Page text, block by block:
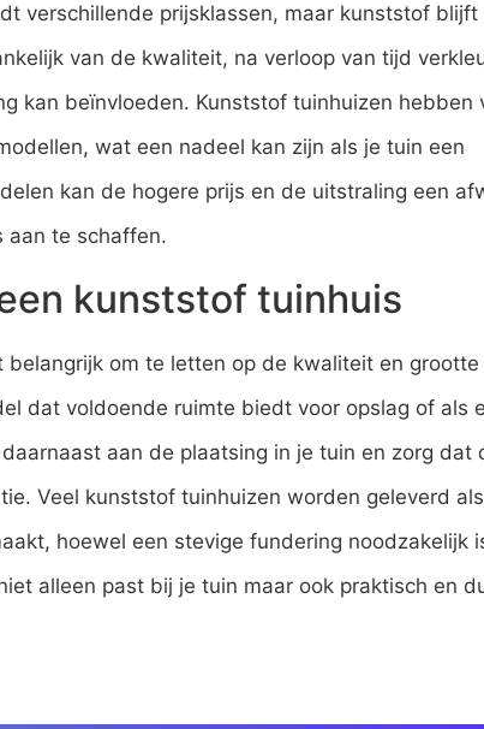
verschillende prijsklassen, maar kunststof blijft
van de kwaliteit, na verloop van tijd
kan beïnvloeden. Kunststof tuinhuizen hebben
wat een nadeel kan zijn als je tuin een
kan de hogere prijs en de uitstraling een
aan te schaffen.
kunststof tuinhuis
om te letten op de kwaliteit en grootte
dat voldoende ruimte biedt voor opslag of als
aan de plaatsing in je tuin en zorg dat
Veel kunststof tuinhuizen worden geleverd als
hoewel een stevige fundering noodzakelijk
alleen past bij je tuin maar ook praktisch en